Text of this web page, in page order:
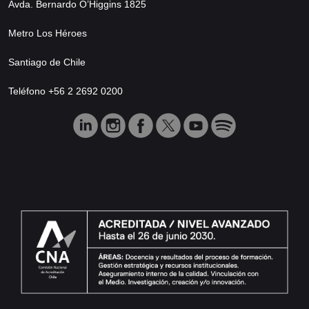
Avda. Bernardo O’Higgins 1825
Metro Los Héroes
Santiago de Chile
Teléfono +56 2 2692 0200